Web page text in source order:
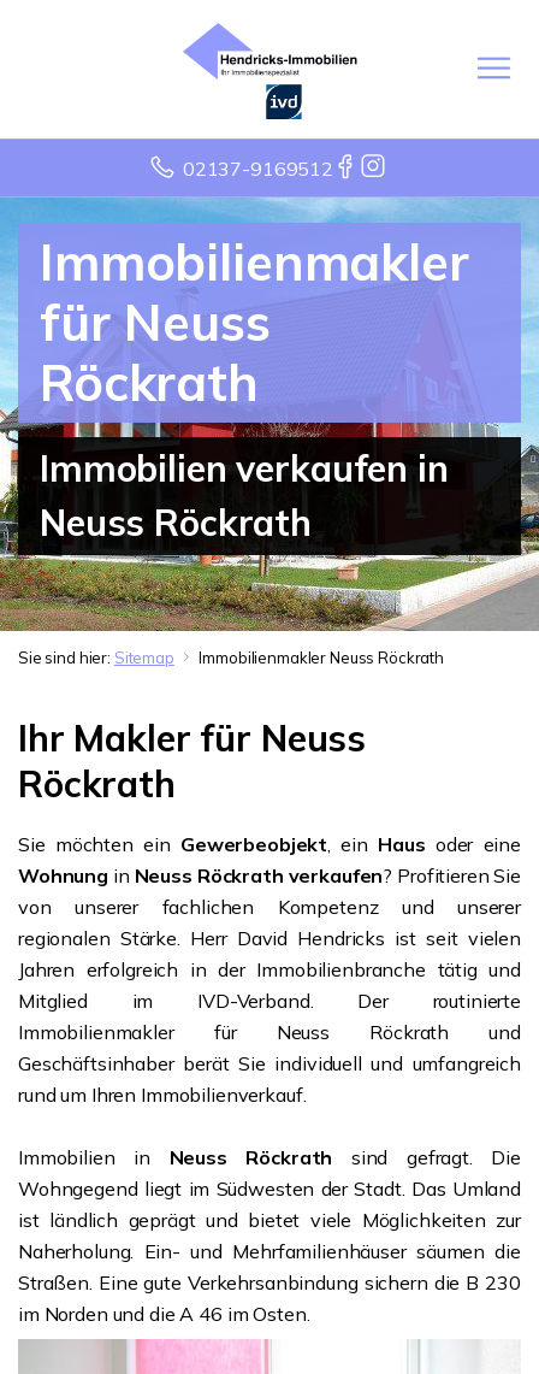
02137-9169512
Immobilienmakler
für Neuss
Röckrath
Immobilien verkaufen in
Neuss Röckrath
Sie sind hier: Sitemap Immobilienmakler Neuss Röckrath
Ihr Makler für Neuss
Röckrath
Sie möchten ein Gewerbeobjekt, ein Haus oder eine
Wohnung in Neuss Röckrath verkaufen? Profitieren Sie
von unserer fachlichen Kompetenz und unserer
regionalen Stärke. Herr David Hendricks ist seit vielen
Jahren erfolgreich in der Immobilienbranche tätig und
Mitglied im IVD-Verband. Der routinierte
Immobilienmakler für Neuss Röckrath und
Geschäftsinhaber berät Sie individuell und umfangreich
rund um Ihren Immobilienverkauf.
Immobilien in Neuss Röckrath sind gefragt. Die
Wohngegend liegt im Südwesten der Stadt. Das Umland
ist ländlich geprägt und bietet viele Möglichkeiten zur
Naherholung. Ein- und Mehrfamilienhäuser säumen die
Straßen. Eine gute Verkehrsanbindung sichern die B 230
im Norden und die A 46 im Osten.